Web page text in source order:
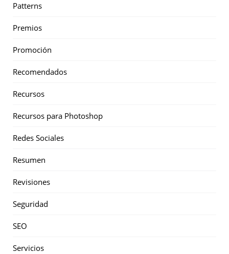
Patterns
Premios
Promoción
Recomendados
Recursos
Recursos para Photoshop
Redes Sociales
Resumen
Revisiones
Seguridad
SEO
Servicios